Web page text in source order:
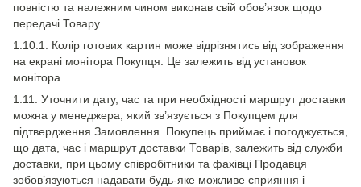
повністю та належним чином виконав свій обов’язок щодо
передачі Товару.
1.10.1. Колір готових картин може відрізнятись від зображення
на екрані монітора Покупця. Це залежить від установок
монітора.
1.11. Уточнити дату, час та при необхідності маршрут доставки
можна у менеджера, який зв’язується з Покупцем для
підтвердження Замовлення. Покупець приймає і погоджується,
що дата, час і маршрут доставки Товарів, залежить від служби
доставки, при цьому співробітники та фахівці Продавця
зобов’язуються надавати будь-яке можливе сприяння і